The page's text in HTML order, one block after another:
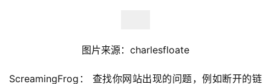
图片来源：charlesfloate
ScreamingFrog： 查找你网站出现的问题，例如断开的链